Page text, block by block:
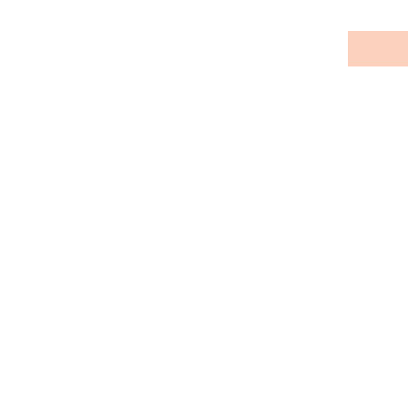
かわいい
韓国！
いと欲張